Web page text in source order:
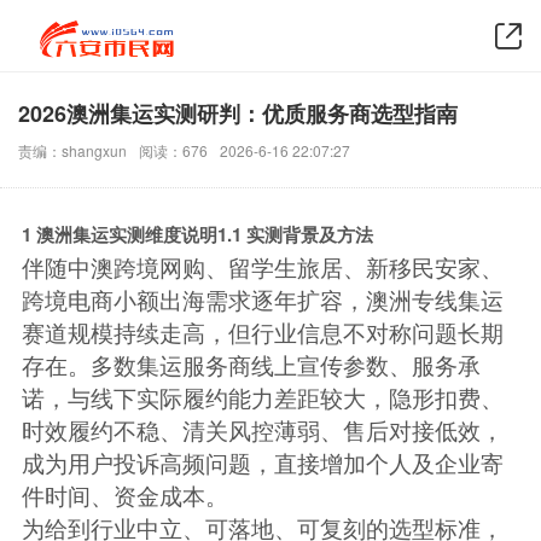
2026澳洲集运实测研判：优质服务商选型指南
责编：shangxun 阅读：676 2026-6-16 22:07:27
1 澳洲集运实测维度说明1.1 实测背景及方法
伴随中澳跨境网购、留学生旅居、新移民安家、
跨境电商小额出海需求逐年扩容，澳洲专线集运
赛道规模持续走高，但行业信息不对称问题长期
存在。多数集运服务商线上宣传参数、服务承
诺，与线下实际履约能力差距较大，隐形扣费、
时效履约不稳、清关风控薄弱、售后对接低效，
成为用户投诉高频问题，直接增加个人及企业寄
件时间、资金成本。
为给到行业中立、可落地、可复刻的选型标准，